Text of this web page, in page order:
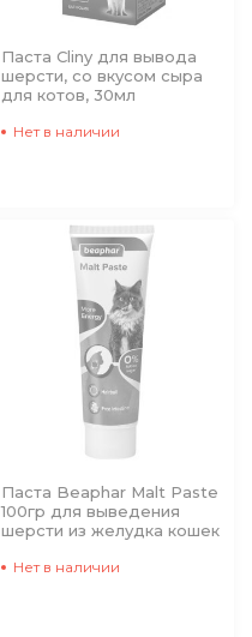
Паста Cliny для вывода
шерсти, со вкусом сыра
для котов, 30мл
Нет в наличии
Паста Beaphar Malt Paste
100гр для выведения
шерсти из желудка кошек
Нет в наличии